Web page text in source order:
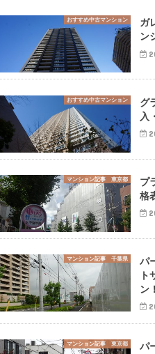
おすすめ中古マンション
ガ
ン
おすすめ中古マンション
グ
入
マンション記事 東京都
プ
格
マンション記事 千葉県
パ
ン！
マンション記事 東京都
パ